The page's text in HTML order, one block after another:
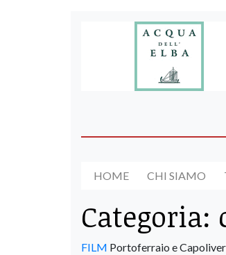
HOME CHI SIAMO
Categoria:
FILM Portoferraio e